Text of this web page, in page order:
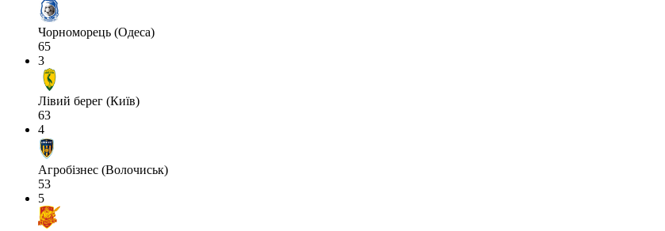
Чорноморець (Одеса)
65
3
Лівий берег (Київ)
63
4
Агробізнес (Волочиськ)
53
5